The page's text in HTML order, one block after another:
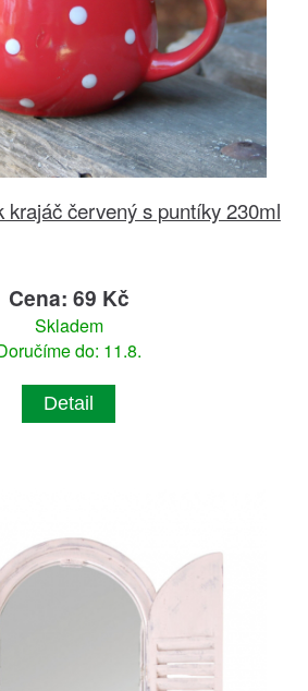
krajáč červený s puntíky 230ml
Cena: 69 Kč
Skladem
do: 11.8.
Detail